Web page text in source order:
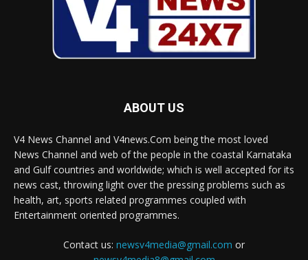
ABOUT US
V4 News Channel and V4news.Com being the most loved
News Channel and web of the people in the coastal Karnataka
and Gulf countries and worldwide; which is well accepted for its
news cast, throwing light over the pressing problems such as
health, art, sports related programmes coupled with
Entertainment oriented programmes.
Contact us: newsv4media@gmail.com or